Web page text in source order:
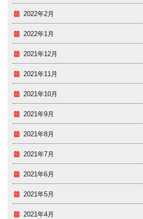
2022年2月
2022年1月
2021年12月
2021年11月
2021年10月
2021年9月
2021年8月
2021年7月
2021年6月
2021年5月
2021年4月